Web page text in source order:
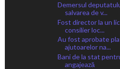
Demersul
salvarea de v...
Fost director la un
consilier loc...
Au fost aprobate
ajutoarelor na...
Bani de la stat
angajează